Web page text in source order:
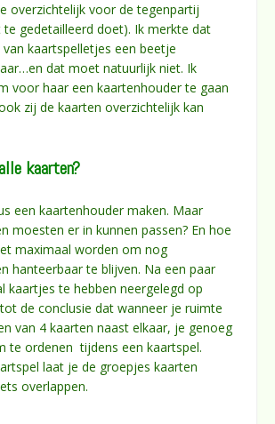
overzichtelijk voor de tegenpartij
te gedetailleerd doet). Ik merkte dat
kaartspelletjes een beetje
dat moet natuurlijk niet. Ik
voor haar een kaartenhouder te gaan
zij de kaarten overzichtelijk kan
kaarten?
een kaartenhouder maken. Maar
moesten er in kunnen passen? En hoe
maximaal worden om nog
hanteerbaar te blijven. Na een paar
kaartjes te hebben neergelegd op
de conclusie dat wanneer je ruimte
van 4 kaarten naast elkaar, je genoeg
te ordenen tijdens een kaartspel.
laat je de groepjes kaarten
overlappen.